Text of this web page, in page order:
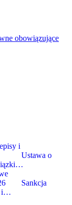
obowiązujące
Ustawa o
Sankcja
i…